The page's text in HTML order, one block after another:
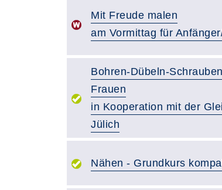
Mit Freude malen
am Vormittag für
Bohren-Dübeln-
Frauen
in Kooperation mit der
Jülich
Nähen - Grundkurs